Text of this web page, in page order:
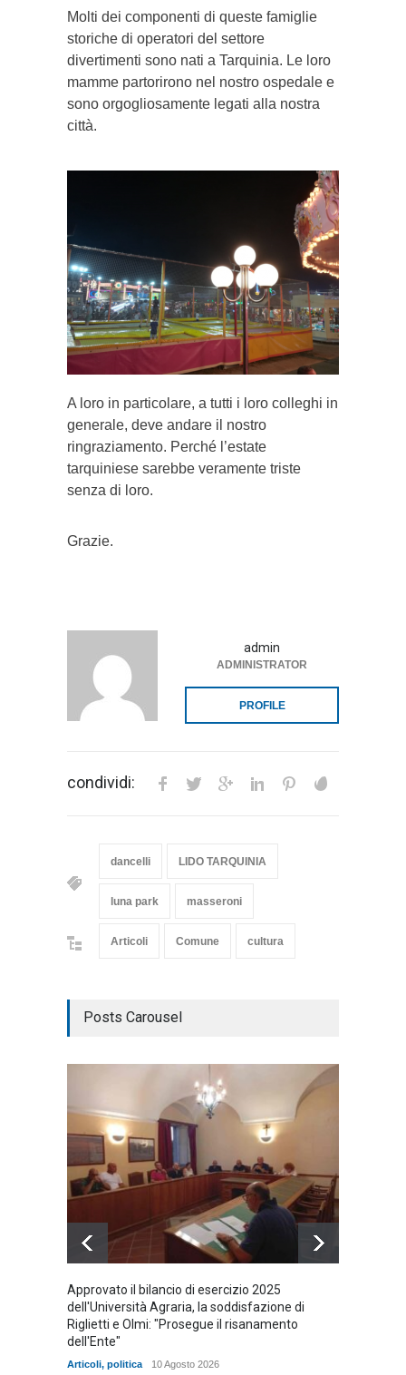
Molti dei componenti di queste famiglie
storiche di operatori del settore
divertimenti sono nati a Tarquinia. Le loro
mamme partorirono nel nostro ospedale e
sono orgogliosamente legati alla nostra
città.
A loro in particolare, a tutti i loro colleghi in
generale, deve andare il nostro
ringraziamento. Perché l’estate
tarquiniese sarebbe veramente triste
senza di loro.
Grazie.
admin
ADMINISTRATOR
PROFILE
condividi:
dancelli LIDO TARQUINIA
luna park masseroni
Articoli Comune cultura
Posts Carousel
Approvato il bilancio di esercizio 2025
dell'Università Agraria, la soddisfazione di
Riglietti e Olmi: "Prosegue il risanamento
dell'Ente"
Articoli, politica 10 Agosto 2026